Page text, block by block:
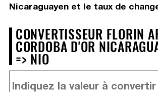
Nicaraguayen et le taux de
CONVERTISSEUR FLORIN
CORDOBA D'OR
=> NIO